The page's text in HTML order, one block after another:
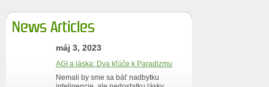
News Articles
máj 3, 2023
AGI a láska: Dva kľúče k Paradizmu
Nemali by sme sa báť nadbytku